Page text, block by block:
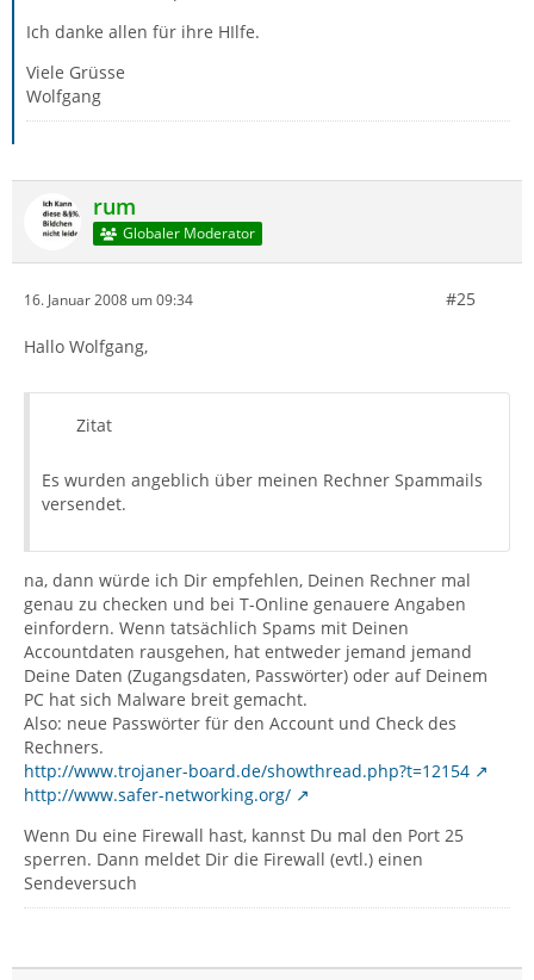
Ich danke allen für ihre HIlfe.
Viele Grüsse
Wolfgang
rum
Globaler Moderator
16. Januar 2008 um 09:34 #25
Hallo Wolfgang,
Zitat
Es wurden angeblich über meinen Rechner Spammails
versendet.
na, dann würde ich Dir empfehlen, Deinen Rechner mal
genau zu checken und bei T-Online genauere Angaben
einfordern. Wenn tatsächlich Spams mit Deinen
Accountdaten rausgehen, hat entweder jemand jemand
Deine Daten (Zugangsdaten, Passwörter) oder auf Deinem
PC hat sich Malware breit gemacht.
Also: neue Passwörter für den Account und Check des
Rechners.
http://www.trojaner-board.de/showthread.php?t=12154
http://www.safer-networking.org/
Wenn Du eine Firewall hast, kannst Du mal den Port 25
sperren. Dann meldet Dir die Firewall (evtl.) einen
Sendeversuch